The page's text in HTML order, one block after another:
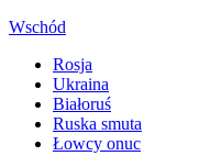
Wschód
Rosja
Ukraina
Białoruś
Ruska smuta
Łowcy onuc